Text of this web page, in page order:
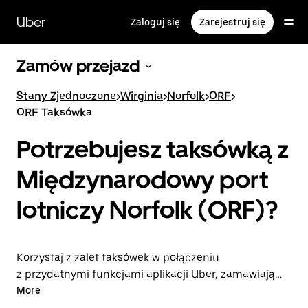
głównej
zawartości
Uber Zaloguj się Zarejestruj się
Zamów przejazd
Stany Zjednoczone>Wirginia>Norfolk>ORF>
ORF Taksówka
Potrzebujesz taksówką z
Międzynarodowy port
lotniczy Norfolk (ORF)?
Korzystaj z zalet taksówek w połączeniu
z przydatnymi funkcjami aplikacji Uber, zamawiając
przejazdy na lotnisko ORF lub w drugą stronę. Możesz
More